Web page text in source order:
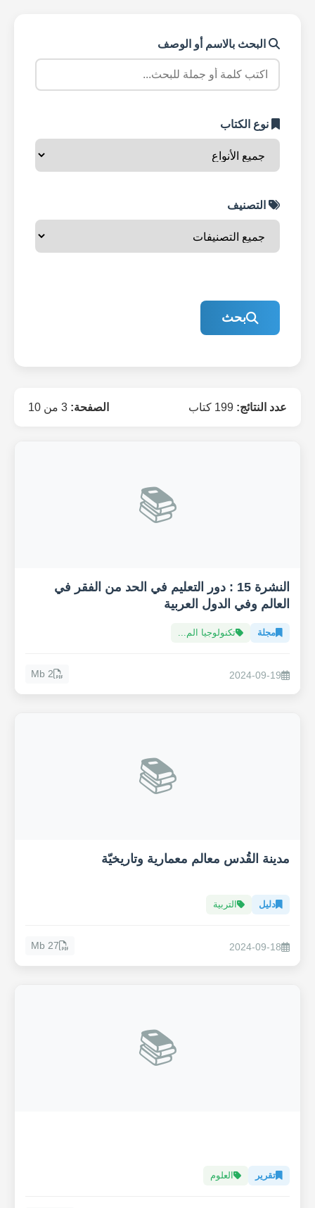
البحث بالاسم أو الوصف
نوع الكتاب
التصنيف
بحث
عدد النتائج: الصفحة:
📚
النشرة 15 : دور التعليم في الحد من الفقر في
العالم وفي الدول العربية
مجلة تكنولوجيا الم...
2024-09-19
2 Mb
📚
مدينة القُدس معالم معمارية وتاريخيّة
دليل التربية
2024-09-18
27 Mb
📚
تقرير العلوم